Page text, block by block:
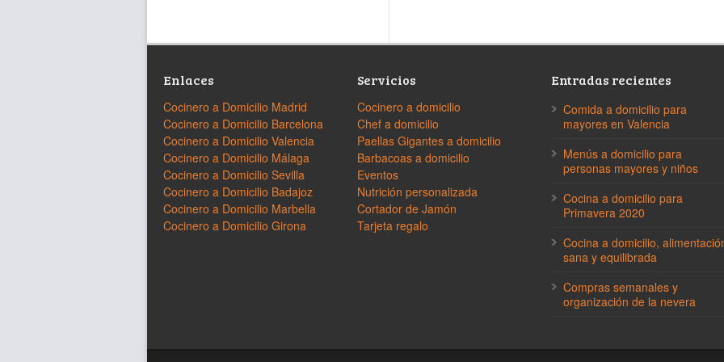
Enlaces
Cocinero a Domicilio Madrid
Cocinero a Domicilio Barcelona
Cocinero a Domicilio Valencia
Cocinero a Domicilio Málaga
Cocinero a Domicilio Sevilla
Cocinero a Domicilio Badajoz
Cocinero a Domicilio Marbella
Cocinero a Domicilio Girona
Servicios
Cocinero a domicilio
Chef a domicilio
Paellas Gigantes a domicilio
Barbacoas a domicilio
Eventos
Nutrición personalizada
Cortador de Jamón
Tarjeta regalo
Entradas recientes
Comida a domicilio para
mayores en Valencia
Menús a domicilio para
personas mayores y niños
Cocina a domicilio para
Primavera 2020
Cocina a domicilio,
sana y equilibrada
Compras semanales y
organización de la nevera